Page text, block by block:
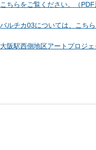
こちらをご覧ください。（
バルチカ03については、こち
大阪駅西側地区アートプロジ